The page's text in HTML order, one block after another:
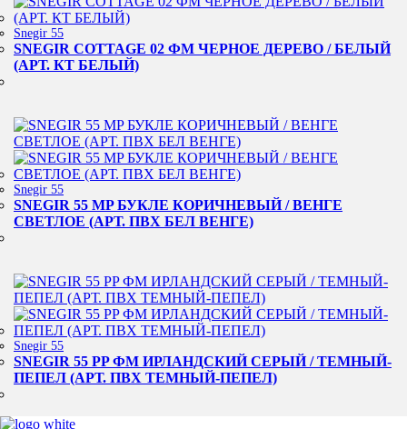
Snegir 55
SNEGIR COTTAGE 02 ФМ ЧЕРНОЕ ДЕРЕВО / БЕЛЫЙ
(АРТ. КТ БЕЛЫЙ)
Snegir 55
SNEGIR 55 MP БУКЛЕ КОРИЧНЕВЫЙ / ВЕНГЕ
СВЕТЛОЕ (АРТ. ПВХ БЕЛ ВЕНГЕ)
Snegir 55
SNEGIR 55 PP ФМ ИРЛАНДСКИЙ СЕРЫЙ / ТЕМНЫЙ-
ПЕПЕЛ (АРТ. ПВХ ТЕМНЫЙ-ПЕПЕЛ)